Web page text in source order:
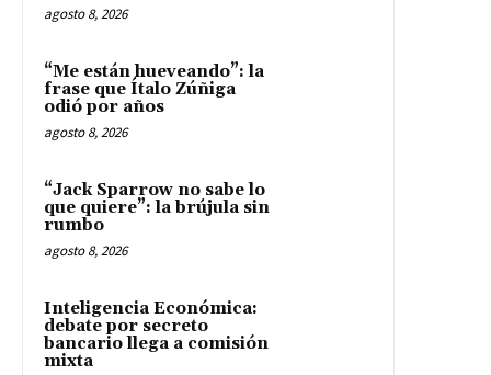
agosto 8, 2026
“Me están hueveando”: la
frase que Ítalo Zúñiga
odió por años
agosto 8, 2026
“Jack Sparrow no sabe lo
que quiere”: la brújula sin
rumbo
agosto 8, 2026
Inteligencia Económica:
debate por secreto
bancario llega a comisión
mixta